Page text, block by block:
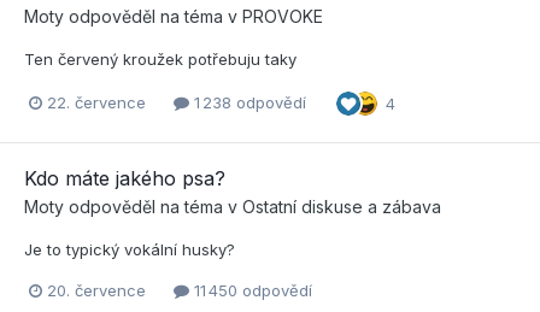
Moty odpověděl na téma v PROVOKE
Ten červený kroužek potřebuju taky
22. července 1 238 odpovědí 4
Kdo máte jakého psa?
Moty odpověděl na téma v Ostatní diskuse a zábava
Je to typický vokální husky?
20. července 11 450 odpovědí